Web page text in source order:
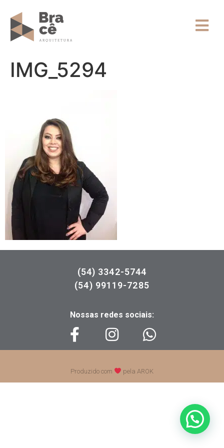
IMG_5294
(54) 3342-5744
(54) 99119-7285
Nossas redes sociais:
Produzido com pela AROK